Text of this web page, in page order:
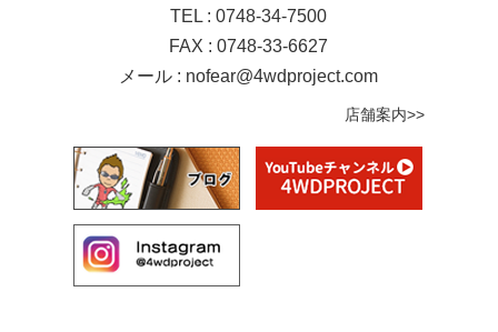
TEL : 0748-34-7500
FAX : 0748-33-6627
メール : nofear@4wdproject.com
店舗案内>>